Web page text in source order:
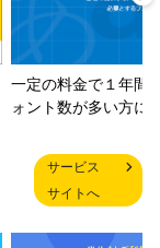
一定の料金で１年間
ォント数が多い方に
サービス
サイトへ